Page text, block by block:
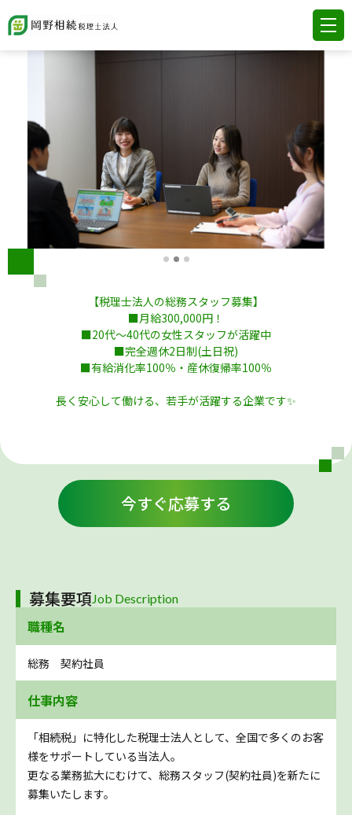
【税理士法人の総務スタッフ募集】
■月給300,000円！
■20代～40代の女性スタッフが活躍中
■完全週休2日制(土日祝)
■有給消化率100％・産休復帰率100％
長く安心して働ける、若手が活躍する企業です✨
今すぐ応募する
募集要項Job Description
職種名
総務 契約社員
仕事内容
「相続税」に特化した税理士法人として、全国で多くのお客
様をサポートしている当法人。
更なる業務拡大にむけて、総務スタッフ(契約社員)を新たに
募集いたします。